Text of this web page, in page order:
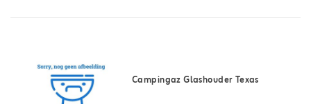
Campingaz Glashouder Texas